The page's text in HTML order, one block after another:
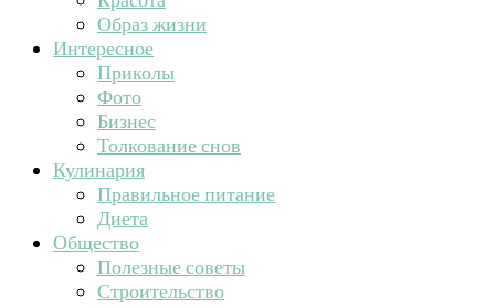
Образ жизни
Интересное
Приколы
Фото
Бизнес
Толкование снов
Кулинария
Правильное питание
Диета
Общество
Полезные советы
Строительство